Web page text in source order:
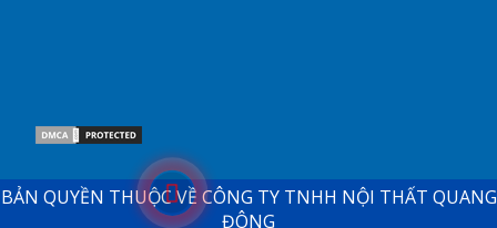
BẢN QUYỀN THUỘC VỀ CÔNG TY TNHH NỘI THẤT QUANG
ĐÔNG